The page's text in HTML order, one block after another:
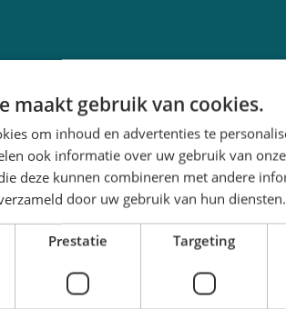
maakt gebruik van cookies.
om inhoud en advertenties te
ook informatie over uw gebruik van
deze kunnen combineren met andere
door uw gebruik van hun diensten.
Prestatie Targeting